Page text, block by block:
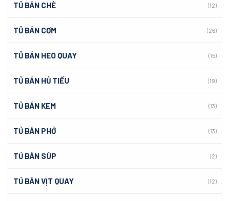
TỦ BÁN CHÈ (12)
TỦ BÁN CƠM (26)
TỦ BÁN HEO QUAY (15)
TỦ BÁN HỦ TIẾU (19)
TỦ BÁN KEM (13)
TỦ BÁN PHỞ (13)
TỦ BÁN SÚP (2)
TỦ BÁN VỊT QUAY (12)